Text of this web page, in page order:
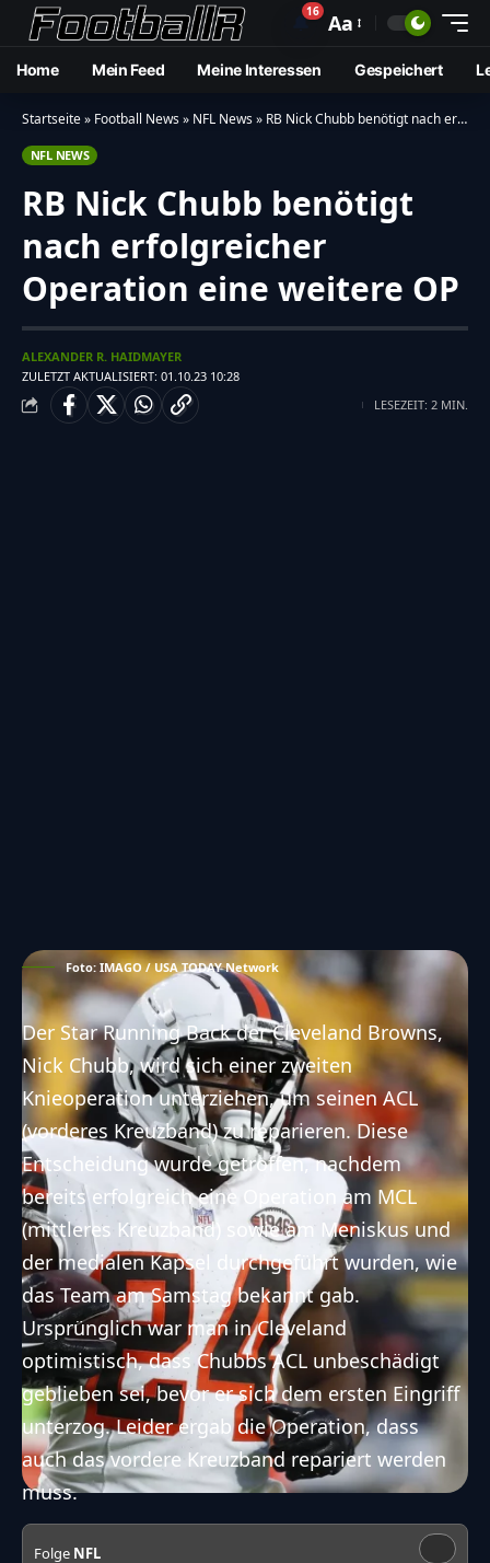
🔔16 Aa
Home Mein Feed Meine Interessen Gespeichert
Startseite» Football News» NFL News» RB Nick Chubb benötigt nach erfolgreicher Operation eine weitere OP
NFL NEWS
RB Nick Chubb benötigt
nach erfolgreicher
Operation eine weitere OP
ZULETZT AKTUALISIERT: 01.10.23 10:28
ALEXANDER R. HAIDMAYER
LESEZEIT: 2 MIN.
Foto: IMAGO / USA TODAY Network
Der Star Running Back der Cleveland Browns,
Nick Chubb, wird sich einer zweiten
Knieoperation unterziehen, um seinen ACL
(vorderes Kreuzband) zu reparieren. Diese
Entscheidung wurde getroffen, nachdem
bereits erfolgreich eine Operation am MCL
(mittleres Kreuzband) sowie am Meniskus und
der medialen Kapsel durchgeführt wurden, wie
das Team am Samstagbekannt gab.
Ursprünglich war man in Cleveland
optimistisch, dass Chubbs ACL unbeschädigt
geblieben sei, bevor er sich dem ersten Eingriff
unterzog. Leider ergab die Operation, dass
auch das vordere Kreuzband repariert werden
muss.
Folge NFL